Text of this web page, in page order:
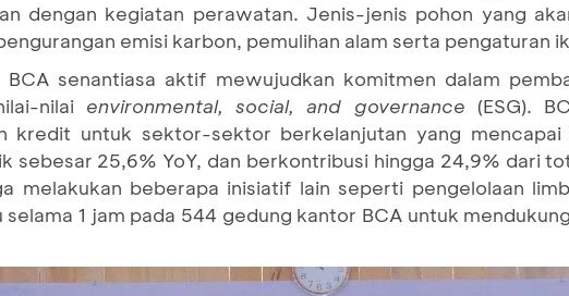
dengan kegiatan perawatan. Jenis-jenis pohon yang
emisi karbon, pemulihan alam serta pengaturan
BCA senantiasa aktif mewujudkan komitmen dalam
nilai environmental, social, and governance (ESG).
kredit untuk sektor-sektor berkelanjutan yang
sebesar 25,6% YoY, dan berkontribusi hingga 24,9% dari
melakukan beberapa inisiatif lain seperti pengelolaan
selama 1 jam pada 544 gedung kantor BCA untuk